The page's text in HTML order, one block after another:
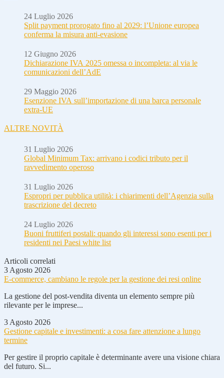
24 Luglio 2026
Split payment prorogato fino al 2029: l’Unione europea
conferma la misura anti-evasione
12 Giugno 2026
Dichiarazione IVA 2025 omessa o incompleta: al via le
comunicazioni dell’AdE
29 Maggio 2026
Esenzione IVA sull’importazione di una barca personale
extra-UE
ALTRE NOVITÀ
31 Luglio 2026
Global Minimum Tax: arrivano i codici tributo per il
ravvedimento operoso
31 Luglio 2026
Espropri per pubblica utilità: i chiarimenti dell’Agenzia sulla
trascrizione del decreto
24 Luglio 2026
Buoni fruttiferi postali: quando gli interessi sono esenti per i
residenti nei Paesi white list
Articoli correlati
3 Agosto 2026
E-commerce, cambiano le regole per la gestione dei resi online
La gestione del post-vendita diventa un elemento sempre più
rilevante per le imprese...
3 Agosto 2026
Gestione capitale e investimenti: a cosa fare attenzione a lungo
termine
Per gestire il proprio capitale è determinante avere una visione chiara
del futuro. Si...